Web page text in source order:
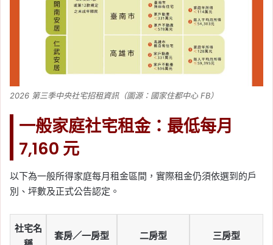
2026 第三季中央社宅招租資訊（圖源：國家住都中心 FB）
一般家庭社宅租金：最低每月
7,160 元
以下為一般所得家庭每月租金區間，實際租金仍須依選到的戶
別、坪數及正式公告認定。
社宅名
套房／一房型 二房型 三房型